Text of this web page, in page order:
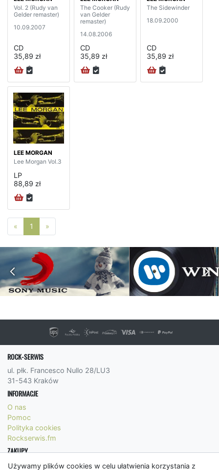
Używamy plików cookies w celu ułatwienia korzystania z
Vol. 2 (Rudy van
Gelder remaster)
10.09.2007
CD
35,89 zł
The Cooker (Rudy
van Gelder
remaster)
14.08.2006
CD
35,89 zł
The Sidewinder
18.09.2000
CD
35,89 zł
LEE MORGAN
Lee Morgan Vol.3
LP
88,89 zł
« Poprzednia strona
1 »
ROCK-SERWIS
ul. płk. Francesco Nullo 28/LU3
31-543 Kraków
INFORMACJE
O nas
Pomoc
Polityka cookies
Rockserwis.fm
ZAKUPY
Formy płatności